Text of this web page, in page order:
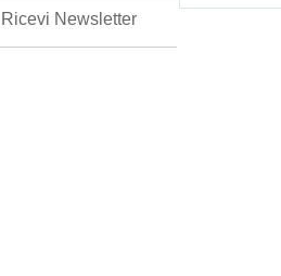
Ricevi Newsletter